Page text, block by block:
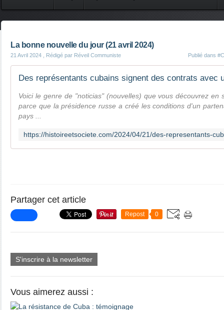
La bonne nouvelle du jour (21 avril 2024)
21 Avril 2024 , Rédigé par Réveil Communiste Publié dans
Voici le genre de "noticias" (nouvelles) que vous découvrez en
parce que la présidence russe a créé les conditions d'un
pays ...
Partager cet article
Repost 0
S'inscrire à la newsletter
Vous aimerez aussi :